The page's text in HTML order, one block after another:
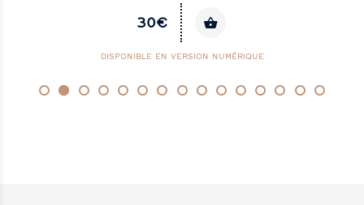
30€
DISPONIBLE EN VERSION NUMÉRIQUE